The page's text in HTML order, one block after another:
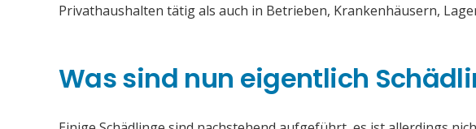
Privathaushalten tätig als auch in Betrieben, Krankenhäusern,
Was sind nun eigentlich